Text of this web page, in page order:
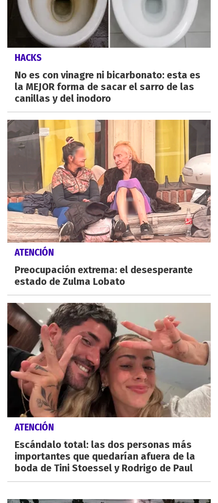
HACKS
No es con vinagre ni bicarbonato: esta es
la MEJOR forma de sacar el sarro de las
canillas y del inodoro
ATENCIÓN
Preocupación extrema: el desesperante
estado de Zulma Lobato
ATENCIÓN
Escándalo total: las dos personas más
importantes que quedarían afuera de la
boda de Tini Stoessel y Rodrigo de Paul